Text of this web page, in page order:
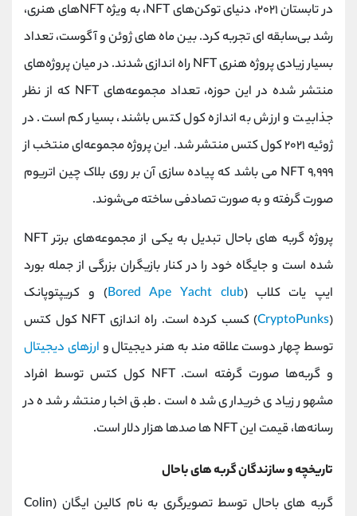
در تابستان‌ ۲۰۲۱، دنیای توکن‌های NFT، به ویژه NFTهای هنری،
رشد بی‌سابقه‌ ای تجربه کرد. بین ماه های ژوئن و آگوست، تعداد
بسیار زیادی پروژه‌ هنری NFT راه‌ اندازی شدند. در میان پروژه‌های
منتشر شده در این حوزه، تعداد مجموعه‌های NFT که از نظر
جذابیت و ارزش به ‌اندازه کول کتس باشند، بسیار کم است. در
ژوئیه‌ ۲۰۲۱ کول کتس منتشر شد. این پروژه مجموعه‌ای منتخب از
۹,۹۹۹ NFT می باشد که پیاده سازی آن بر روی بلاک چین اتریوم
صورت گرفته و به ‌صورت ‌تصادفی ساخته می‌شوند.
پروژه گربه های باحال تبدیل به یکی از مجموعه‌های برتر NFT
شده است و جایگاه خود را در‌ کنار بازیگران بزرگی از جمله بورد
ایپ یات کلاب (Bored Ape Yacht club) و کریپتوپانک
(
CryptoPunks
) کسب کرده است. راه‌ اندازی NFT کول کتس
توسط چهار دوست علاقه‌ مند به هنر دیجیتال و ارزهای دیجیتال
و گربه‌ها صورت گرفته است. NFT کول کتس توسط افراد
مشهور زیادی خریداری شده است. طبق اخبار منتشر شده در
رسانه‌ها، قیمت این NFT ها صدها ‌هزار دلار است.
تاریخچه و سازندگان گربه های باحال
گربه های باحال توسط تصویر‌گری به نام کالین ایگان (Colin